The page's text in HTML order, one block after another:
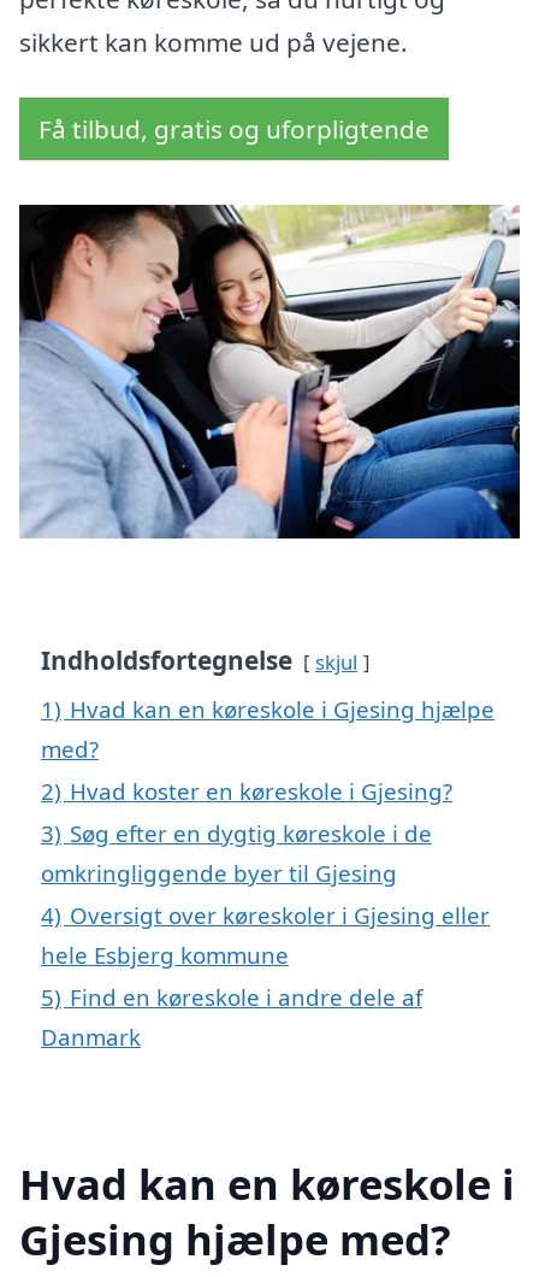
sikkert kan komme ud på vejene.
Få tilbud, gratis og uforpligtende
Indholdsfortegnelse skjul
1) Hvad kan en køreskole i Gjesing hjælpe
med?
2) Hvad koster en køreskole i Gjesing?
3) Søg efter en dygtig køreskole i de
omkringliggende byer til Gjesing
4) Oversigt over køreskoler i Gjesing eller
hele Esbjerg kommune
5) Find en køreskole i andre dele af
Danmark
Hvad kan en køreskole i
Gjesing hjælpe med?